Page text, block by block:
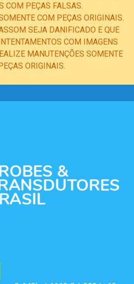
COM PEÇAS FALSAS.
COM PEÇAS ORIGINAIS.
SEJA DANIFICADO E QUE
COM IMAGENS
MANUTENÇÕES SOMENTE
ORIGINAIS.